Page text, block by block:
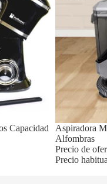
Capacidad
Oferta
Aspiradora
Alfombras
Precio de
Precio